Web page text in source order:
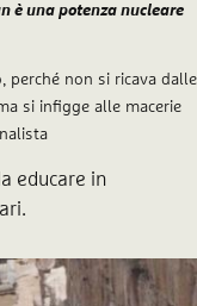
è una potenza nucleare
perché non si ricava dalle
si infigge alle macerie
educare in